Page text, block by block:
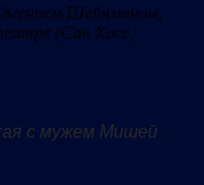
Шейнманом,
(Сан Хосе,
с мужем Мишей